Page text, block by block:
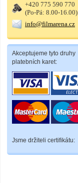
+420 775 590 770
(Po-Pá: 8.00-16.00)
info@filmarena.cz
Akceptujeme tyto druhy
platebních karet:
Jsme držiteli certifikátu: